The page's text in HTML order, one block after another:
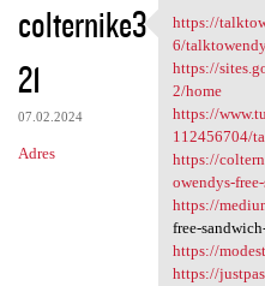
colternike3
21
07.02.2024
Adres
https://
https://
6/
https://
2/home
https://
112456704/
https://
owendys-
https://
free-
https://
https://